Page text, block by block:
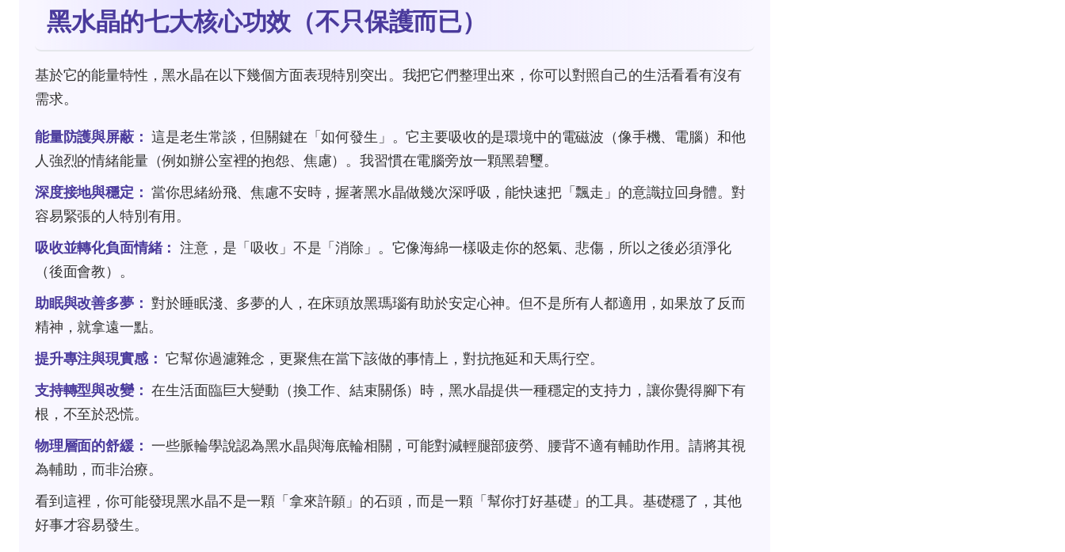
黑水晶的七大核心功效（不只保護而已）
基於它的能量特性，黑水晶在以下幾個方面表現特別突出。我把它們整理出來，你可以對照自己的生活看看有沒有
需求。
能量防護與屏蔽： 這是老生常談，但關鍵在「如何發生」。它主要吸收的是環境中的電磁波（像手機、電腦）和他
人強烈的情緒能量（例如辦公室裡的抱怨、焦慮）。我習慣在電腦旁放一顆黑碧璽。
深度接地與穩定： 當你思緒紛飛、焦慮不安時，握著黑水晶做幾次深呼吸，能快速把「飄走」的意識拉回身體。對
容易緊張的人特別有用。
吸收並轉化負面情緒： 注意，是「吸收」不是「消除」。它像海綿一樣吸走你的怒氣、悲傷，所以之後必須淨化
（後面會教）。
助眠與改善多夢： 對於睡眠淺、多夢的人，在床頭放黑瑪瑙有助於安定心神。但不是所有人都適用，如果放了反而
精神，就拿遠一點。
提升專注與現實感： 它幫你過濾雜念，更聚焦在當下該做的事情上，對抗拖延和天馬行空。
支持轉型與改變： 在生活面臨巨大變動（換工作、結束關係）時，黑水晶提供一種穩定的支持力，讓你覺得腳下有
根，不至於恐慌。
物理層面的舒緩： 一些脈輪學說認為黑水晶與海底輪相關，可能對減輕腿部疲勞、腰背不適有輔助作用。請將其視
為輔助，而非治療。
看到這裡，你可能發現黑水晶不是一顆「拿來許願」的石頭，而是一顆「幫你打好基礎」的工具。基礎穩了，其他
好事才容易發生。